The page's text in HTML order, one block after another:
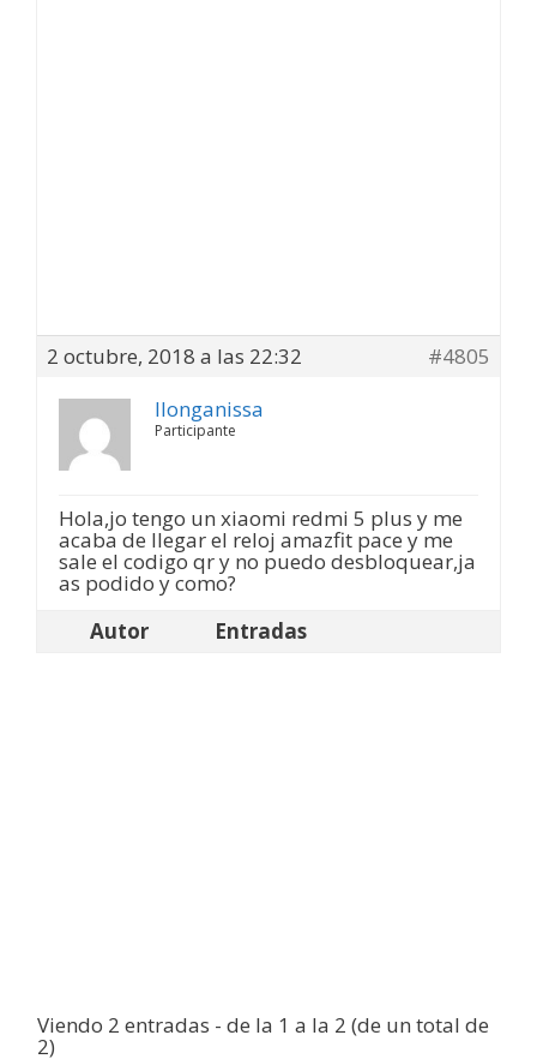
2 octubre, 2018 a las 22:32
#4805
llonganissa
Participante
Hola,jo tengo un xiaomi redmi 5 plus y me
acaba de llegar el reloj amazfit pace y me
sale el codigo qr y no puedo desbloquear,ja
as podido y como?
Autor
Entradas
Viendo 2 entradas - de la 1 a la 2 (de un total de
2)